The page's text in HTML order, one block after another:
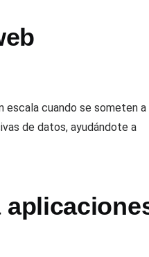
escala cuando se someten a
de datos, ayudándote a